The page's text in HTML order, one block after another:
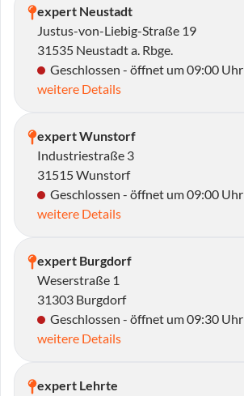
expert Neustadt
Justus-von-Liebig-Straße 19
31535 Neustadt a. Rbge.
Geschlossen - öffnet um 09:00 Uhr
weitere Details
expert Wunstorf
Industriestraße 3
31515 Wunstorf
Geschlossen - öffnet um 09:00 Uhr
weitere Details
expert Burgdorf
Weserstraße 1
31303 Burgdorf
Geschlossen - öffnet um 09:30 Uhr
weitere Details
expert Lehrte